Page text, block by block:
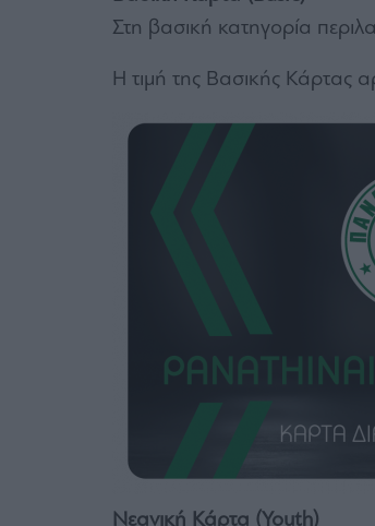
Στη βασική κατηγορία
Η τιμή της Βασικής Κάρτας
Νεανική Κάρτα (Youth)